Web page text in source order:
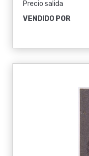
Precio salida
VENDIDO POR